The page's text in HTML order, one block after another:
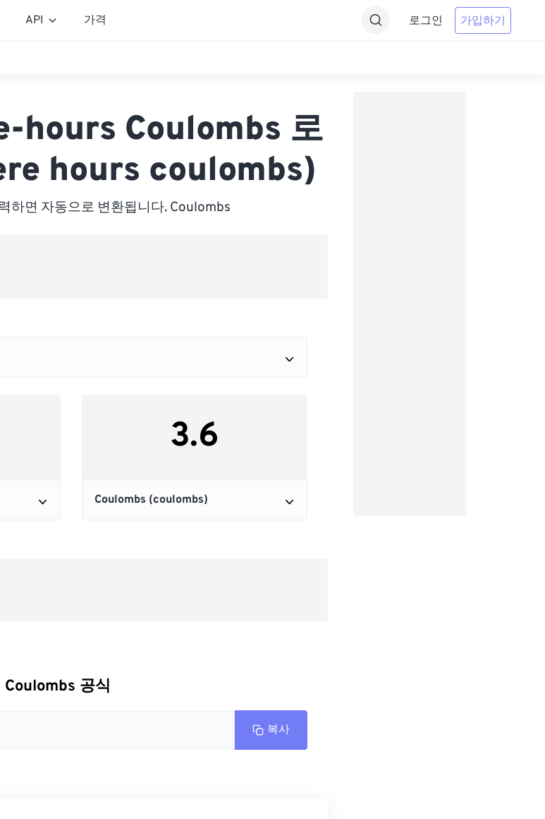
API 가격 로그인 가입하기
hours Coulombs 로
hours coulombs)
하면 자동으로 변환됩니다. Coulombs
공식
복사